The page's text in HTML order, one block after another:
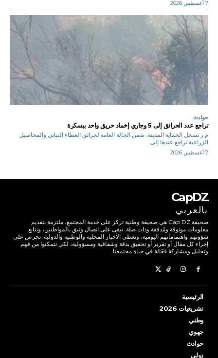
7 أغسطس 2026
حوادث
تراجع عدد الحرائق إلى 5 وجاري إخماد حريق واحد ببسكرة
م.ر تسجل الحماية المدينة، ضمن الحالة العامة لحرائق الغطاء النباتي والمحاصيل
الزراعية تراجع عندها إلى...
7 أغسطس 2026
CapDZ
بالعربي
صحيفة Cap DZ هي صحيفة وطنية تركز على خدمة المجتمع، ملتزمة بتقديم
معلومات موثوقة ومُدققة وذات صلة. نبقى على اتصال وثيق بالمواطنين، ونتابع
شؤونهم واهتماماتهم اليومية، ونغطي الأخبار المحلية والوطنية والدولية. نحرص على
إجراء كل مقال أو تقرير أو تحقيق بدقة وشفافية ومسؤولية، لكي تتمكنوا من فهم
وتحليل ومشاركة فعّالة في حياة مجتمعنا.
الرئيسية
تشريعيات 2026
وطني
جهوي
حوادث
دولي